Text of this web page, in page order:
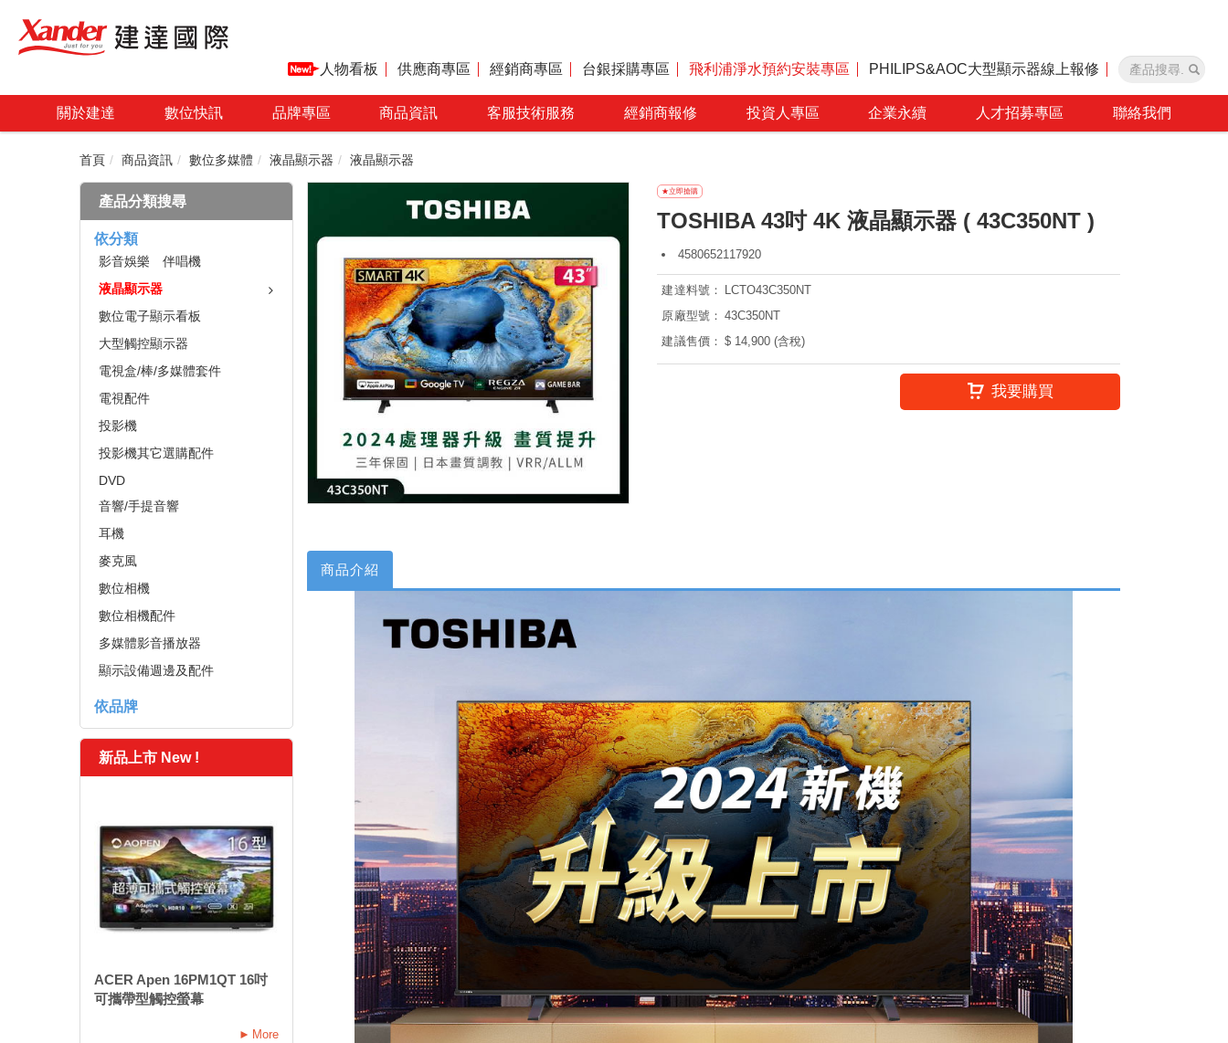
人物看板 供應商專區 經銷商專區 台銀採購專區 飛利浦淨水預約安裝專區 PHILIPS&AOC大型顯示器線上報修
關於建達 數位快訊 品牌專區 商品資訊 客服技術服務 經銷商報修 投資人專區 企業永續 人才招募專區 聯絡我們
首頁 商品資訊 數位多媒體 液晶顯示器 液晶顯示器
產品分類搜尋
依分類
影音娛樂 伴唱機
液晶顯示器
數位電子顯示看板
大型觸控顯示器
電視盒/棒/多媒體套件
電視配件
投影機
投影機其它選購配件
DVD
音響/手提音響
耳機
麥克風
數位相機
數位相機配件
多媒體影音播放器
顯示設備週邊及配件
依品牌
新品上市 New !
ACER Apen 16PM1QT 16吋
可攜帶型觸控螢幕
More
TOSHIBA 43吋 4K 液晶顯示器 ( 43C350NT )
4580652117920
建達料號：
LCTO43C350NT
原廠型號： 43C350NT
建議售價： $ 14,900 (含稅)
我要購買
商品介紹